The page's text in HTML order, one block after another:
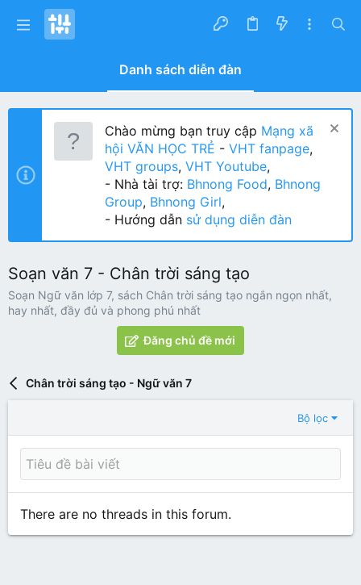
Danh sách diễn đàn
Chào mừng bạn truy cập Mạng xã
hội VĂN HỌC TRẺ - VHT fanpage,
VHT groups, VHT Youtube,
- Nhà tài trợ: Bhnong Food, Bhnong
Group, Bhnong Girl,
- Hướng dẫn sử dụng diễn đàn
Soạn văn 7 - Chân trời sáng tạo
Soạn Ngữ văn lớp 7, sách Chân trời sáng tạo ngắn ngọn nhất,
hay nhất, đầy đủ và phong phú nhất
Đăng chủ đề mới
Chân trời sáng tạo - Ngữ văn 7
Bộ lọc
There are no threads in this forum.